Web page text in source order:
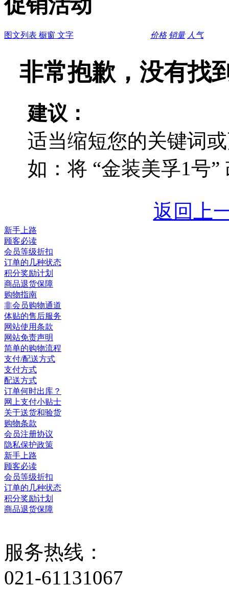
促销活动
图文列表 橱窗 文字 价格 销量 人气
非常抱歉，没有找
建议：
适当缩短您的关键词
如：将 “金装美孚1号”
返回上
新手上路
顾客必读
会员等级折扣
订单的几种状态
积分奖励计划
商品退货保障
购物指南
非会员购物通道
体贴的售后服务
网站使用条款
网站免责声明
简单的购物流程
支付/配送方式
支付方式
配送方式
订单何时出库？
网上支付小贴士
关于送货和验货
购物条款
会员注册协议
隐私保护政策
新手上路
顾客必读
会员等级折扣
订单的几种状态
积分奖励计划
商品退货保障
服务热线：
021-61131067